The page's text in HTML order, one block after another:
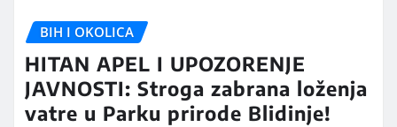
BIH I OKOLICA
HITAN APEL I UPOZORENJE
JAVNOSTI: Stroga zabrana loženja
vatre u Parku prirode Blidinje!